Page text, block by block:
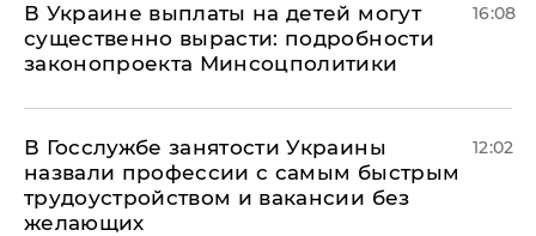
В Украине выплаты на детей могут
существенно вырасти: подробности
законопроекта Минсоцполитики
16:08
В Госслужбе занятости Украины
назвали профессии с самым быстрым
трудоустройством и вакансии без
желающих
12:02